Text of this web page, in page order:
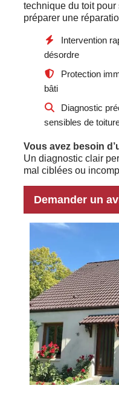
technique du toit
préparer une
Intervention
désordre
Protection
bâti
Diagnostic
sensibles de
Vous avez besoin
Un diagnostic clair
mal ciblées ou
Demander un